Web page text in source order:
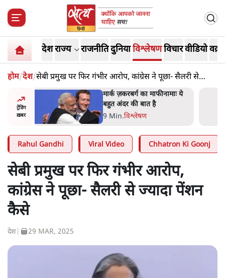
देशराज्य राजनीतिदुनियाविश्लेषणविचारवीडियो
होम/देश/सेबी प्रमुख पर फिर गंभीर आरोप, कांग्रेस ने पूछा- सैलरी से
ज्यादा पेंशन कैसे
ट्रेंडिंग
ख़बर
झारखंड में छात्र नेताओं और
सरकार की बातचीत बेनतीजा,
आंदोलन जारी
5 Min.देश
Rahul Gandhi Viral Video Chhatron Ki Goonj
सेबी प्रमुख पर फिर गंभीर आरोप,
कांग्रेस ने पूछा- सैलरी से ज्यादा पेंशन
कैसे
देश 29 MAR, 2025